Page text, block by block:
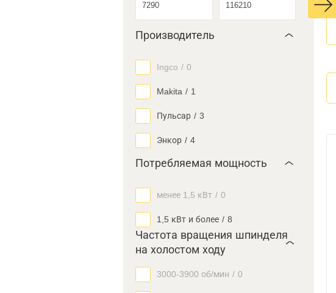
Производитель
Ingco / 0
Makita / 1
Пульсар / 3
Энкор / 4
Потребляемая мощность
менее 1,5 кВт / 0
1,5 кВт и более / 8
Частота вращения шпинделя
на холостом ходу
3000-3900 об/мин / 0